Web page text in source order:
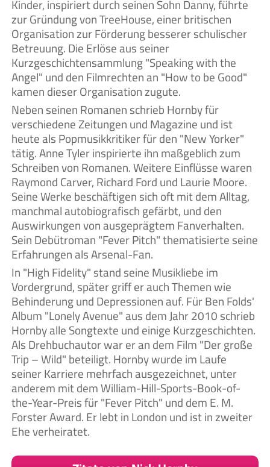
Kinder, inspiriert durch seinen Sohn Danny, führte
zur Gründung von TreeHouse, einer britischen
Organisation zur Förderung besserer schulischer
Betreuung. Die Erlöse aus seiner
Kurzgeschichtensammlung "Speaking with the
Angel" und den Filmrechten an "How to be Good"
kamen dieser Organisation zugute.
Neben seinen Romanen schrieb Hornby für
verschiedene Zeitungen und Magazine und ist
heute als Popmusikkritiker für den "New Yorker"
tätig. Anne Tyler inspirierte ihn maßgeblich zum
Schreiben von Romanen. Weitere Einflüsse waren
Raymond Carver, Richard Ford und Laurie Moore.
Seine Werke beschäftigen sich oft mit dem Alltag,
manchmal autobiografisch gefärbt, und den
Auswirkungen von ausgeprägtem Fanverhalten.
Sein Debütroman "Fever Pitch" thematisierte seine
Erfahrungen als Arsenal-Fan.
In "High Fidelity" stand seine Musikliebe im
Vordergrund, später griff er auch Themen wie
Behinderung und Depressionen auf. Für Ben Folds'
Album "Lonely Avenue" aus dem Jahr 2010 schrieb
Hornby alle Songtexte und einige Kurzgeschichten.
Als Drehbuchautor war er an dem Film "Der große
Trip – Wild" beteiligt. Hornby wurde im Laufe
seiner Karriere mehrfach ausgezeichnet, unter
anderem mit dem William-Hill-Sports-Book-of-
the-Year-Preis für "Fever Pitch" und dem E. M.
Forster Award. Er lebt in London und ist in zweiter
Ehe verheiratet.